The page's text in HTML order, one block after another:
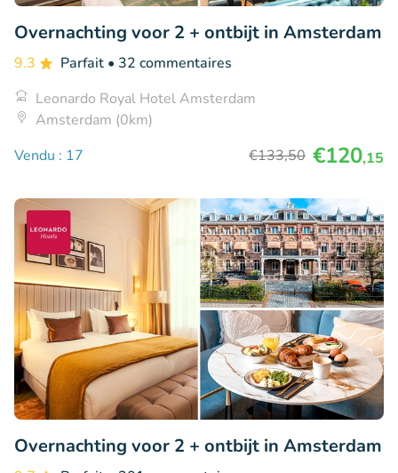
Overnachting voor 2 + ontbijt in Amsterdam
9.3 Parfait • 32 commentaires
Leonardo Royal Hotel Amsterdam
Amsterdam (0km)
Vendu : 17
€133,50 €120,15
Overnachting voor 2 + ontbijt in Amsterdam